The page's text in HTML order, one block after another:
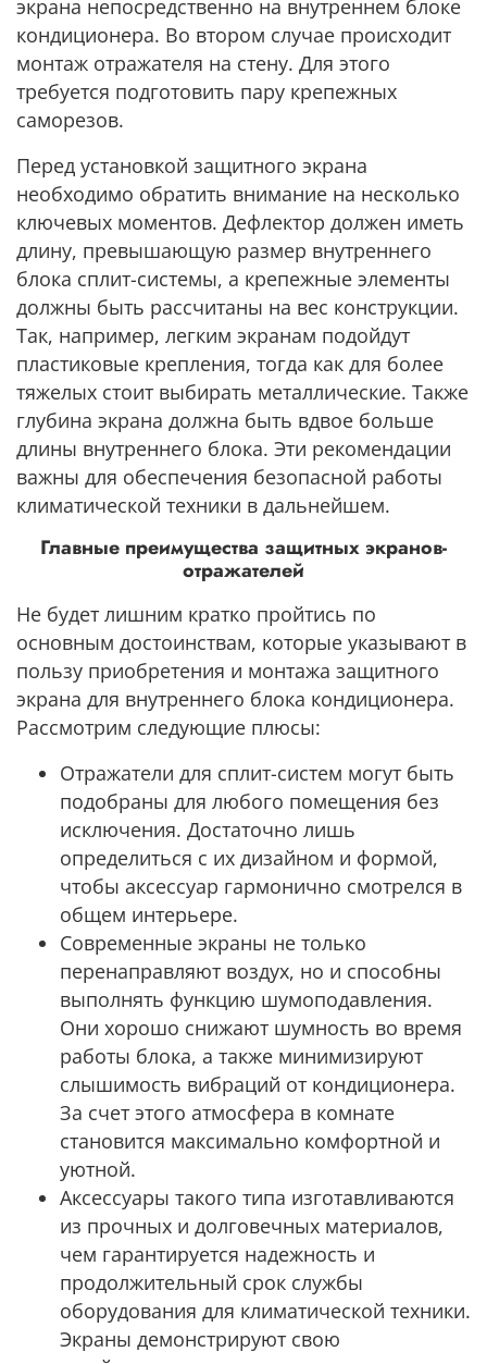
экрана непосредственно на внутреннем блоке
кондиционера. Во втором случае происходит
монтаж отражателя на стену. Для этого
требуется подготовить пару крепежных
саморезов.
Перед установкой защитного экрана
необходимо обратить внимание на несколько
ключевых моментов. Дефлектор должен иметь
длину, превышающую размер внутреннего
блока сплит-системы, а крепежные элементы
должны быть рассчитаны на вес конструкции.
Так, например, легким экранам подойдут
пластиковые крепления, тогда как для более
тяжелых стоит выбирать металлические. Также
глубина экрана должна быть вдвое больше
длины внутреннего блока. Эти рекомендации
важны для обеспечения безопасной работы
климатической техники в дальнейшем.
Главные преимущества защитных экранов-
отражателей
Не будет лишним кратко пройтись по
основным достоинствам, которые указывают в
пользу приобретения и монтажа защитного
экрана для внутреннего блока кондиционера.
Рассмотрим следующие плюсы:
Отражатели для сплит-систем могут быть
подобраны для любого помещения без
исключения. Достаточно лишь
определиться с их дизайном и формой,
чтобы аксессуар гармонично смотрелся в
общем интерьере.
Современные экраны не только
перенаправляют воздух, но и способны
выполнять функцию шумоподавления.
Они хорошо снижают шумность во время
работы блока, а также минимизируют
слышимость вибраций от кондиционера.
За счет этого атмосфера в комнате
становится максимально комфортной и
уютной.
Аксессуары такого типа изготавливаются
из прочных и долговечных материалов,
чем гарантируется надежность и
продолжительный срок службы
оборудования для климатической техники.
Экраны демонстрируют свою